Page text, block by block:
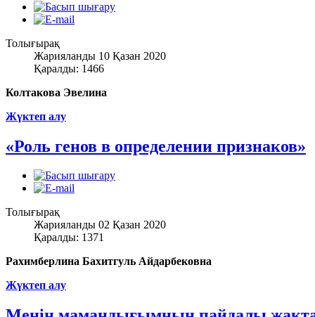
Толығырақ
Жарияланды 10 Қазан 2020
Қаралды: 1466
Колтакова Эвелина
Жүктеп алу
«Роль генов в определении признаков»
Толығырақ
Жарияланды 02 Қазан 2020
Қаралды: 1371
Рахимберлина Бахитгуль Айдарбековна
Жүктеп алу